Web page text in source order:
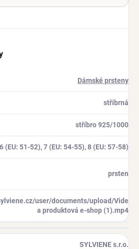
Dámské prsteny
stříbrná
stříbro 925/1000
6 (EU: 51-52), 7 (EU: 54-55), 8 (EU: 57-58)
prsten
user/documents/upload/Vide
a produktová e-shop (1).mp4
SYLVIENE s.r.o.